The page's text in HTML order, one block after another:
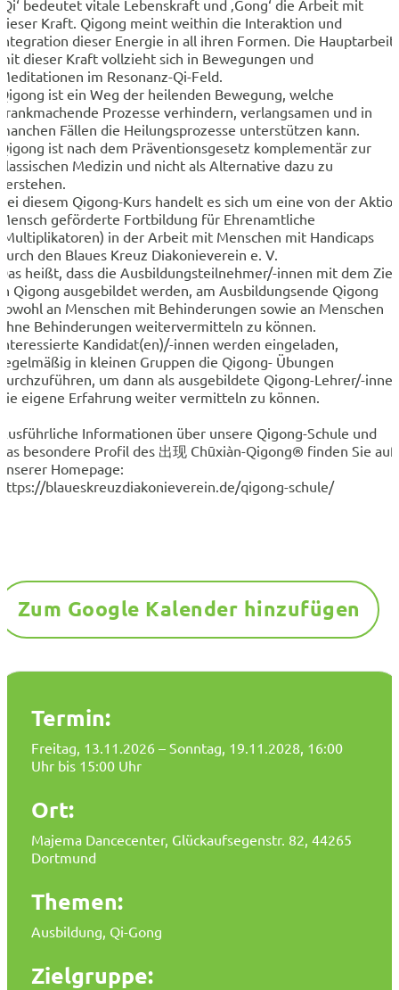
bedeutet vitale Lebenskraft und ‚Gong‘ die Arbeit mit
Kraft. Qigong meint weithin die Interaktion und
dieser Energie in all ihren Formen. Die Hauptarbeit
dieser Kraft vollzieht sich in Bewegungen und
im Resonanz-Qi-Feld.
ist ein Weg der heilenden Bewegung, welche
Prozesse verhindern, verlangsamen und in
Fällen die Heilungsprozesse unterstützen kann.
ist nach dem Präventionsgesetz komplementär zur
Medizin und nicht als Alternative dazu zu
diesem Qigong-Kurs handelt es sich um eine von der
geförderte Fortbildung für Ehrenamtliche
in der Arbeit mit Menschen mit Handicaps
den Blaues Kreuz Diakonieverein e. V.
heißt, dass die Ausbildungsteilnehmer/-innen mit dem Ziel
Qigong ausgebildet werden, am Ausbildungsende Qigong
an Menschen mit Behinderungen sowie an Menschen
Behinderungen weitervermitteln zu können.
Kandidat(en)/-innen werden eingeladen,
in kleinen Gruppen die Qigong- Übungen
um dann als ausgebildete Qigong-Lehrer/-
eigene Erfahrung weiter vermitteln zu können.
Informationen über unsere Qigong-Schule und
besondere Profil des 出现 Chūxiàn-Qigong® finden Sie auf
Homepage:
blaueskreuzdiakonieverein.de/qigong-schule/
Zum Google Kalender hinzufügen
Termin:
Freitag, 13.11.2026 – Sonntag, 19.11.2028 , 16:00
Uhr bis 15:00 Uhr
Ort:
Majema Dancecenter, Glückaufsegenstr. 82, 44265
Dortmund
Themen:
Ausbildung, Qi-Gong
Zielgruppe: